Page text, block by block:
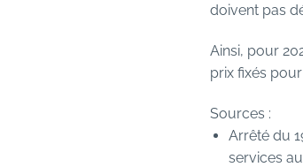
doivent pas
Ainsi, pour
prix fixés pour
Sources :
Arrêté du
services